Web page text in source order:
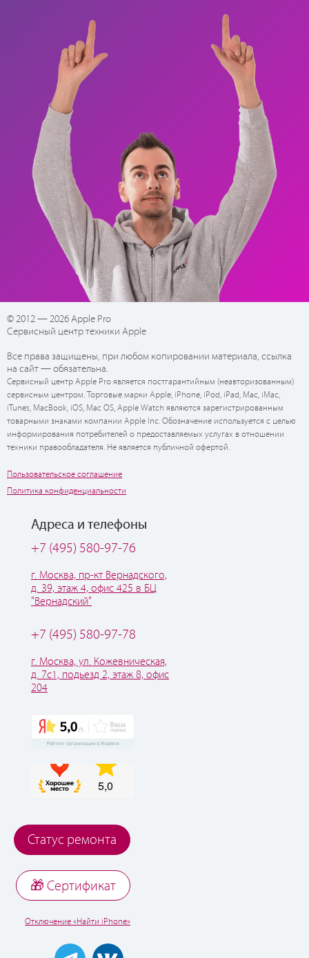
© 2012 — 2026 Apple Pro
Сервисный центр техники Apple
Все права защищены, при любом копировании материала, ссылка
на сайт — обязательна.
Сервисный центр Apple Pro является постгарантийным (неавторизованным)
сервисным центром. Торговые марки Apple, iPhone, iPod, iPad, Mac, iMac,
iTunes, MacBook, iOS, Mac OS, Apple Watch являются зарегистрированным
товарными знаками компании Apple Inc. Обозначение используется с целью
информирования потребителей о предоставляемых услугах в отношении
техники правообладателя. Не является публичной офертой.
Пользовательское соглашение
Политика конфиденциальности
Адреса и телефоны
+7 (495) 580-97-76
г. Москва, пр-кт Вернадского,
д. 39, этаж 4, офис 425 в БЦ
"Вернадский"
+7 (495) 580-97-78
г. Москва, ул. Кожевническая,
д. 7с1, подьезд 2, этаж 8, офис
204
Статус ремонта
🎁 Cертификат
Отключение «Найти iPhone»